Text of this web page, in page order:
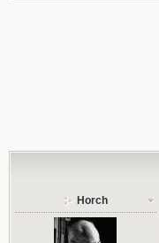
Horch